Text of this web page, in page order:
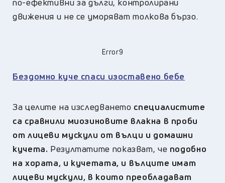
движения и не се уморяват толкова бързо.
Error9
Бездомно куче спаси изоставено бебе
За целите на изследването специалистите
са сравнили миозиновите влакна в проби
от лицеви мускули от вълци и домашни
кучета. Резултатите показват, че подобно
на хората, и кучетата, и вълците имат
лицеви мускули, в които преобладават